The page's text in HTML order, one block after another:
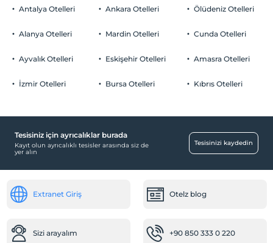
Antalya Otelleri
Alanya Otelleri
Ayvalık Otelleri
İzmir Otelleri
Ankara Otelleri
Mardin Otelleri
Eskişehir Otelleri
Bursa Otelleri
Ölüdeniz Otelleri
Cunda Otelleri
Amasra Otelleri
Kıbrıs Otelleri
Tesisiniz için ayrıcalıklar burada
Kayıt olun ayrıcalıklı tesisler arasında siz de
yer alın
Tesisinizi kaydedin
Extranet Giriş Otelz blog
Sizi arayalım +90 850 333 0 220